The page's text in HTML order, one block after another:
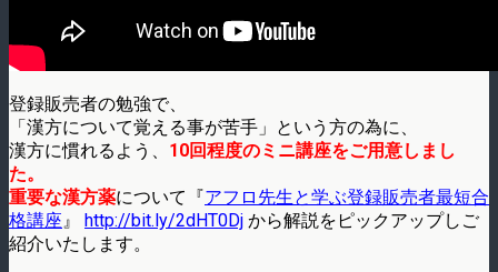
登録販売者の勉強で、
「漢方について覚える事が苦手」という方の為に、
漢方に慣れるよう、 10回程度のミニ講座をご用意しまし
た。
重要な漢方薬について『アフロ先生と学ぶ登録販売者最短合
格講座』 http://bit.ly/2dHT0Dj から解説をピックアップしご
紹介いたします。